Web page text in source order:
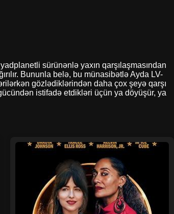
sürünənlə yaxın qarşılaşmasından
Bununla belə, bu münasibətlə Ayda LV-
gözlədiklərindən daha çox şeyə qarşı
istifadə etdikləri üçün ya döyüşür, ya